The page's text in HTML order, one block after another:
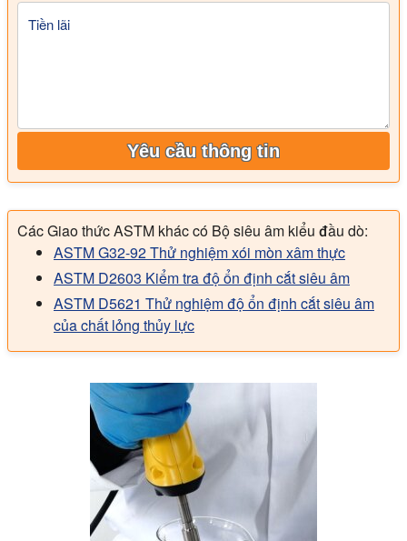
Tiền lãi
Yêu cầu thông tin
Các Giao thức ASTM khác có Bộ siêu âm kiểu đầu dò:
ASTM G32-92 Thử nghiệm xói mòn xâm thực
ASTM D2603 Kiểm tra độ ổn định cắt siêu âm
ASTM D5621 Thử nghiệm độ ổn định cắt siêu âm
của chất lỏng thủy lực